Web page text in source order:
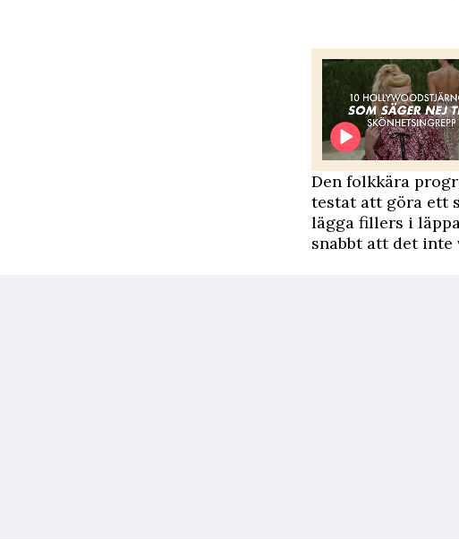
Den folkkära
testat att göra ett
lägga fillers i
snabbt att det inte